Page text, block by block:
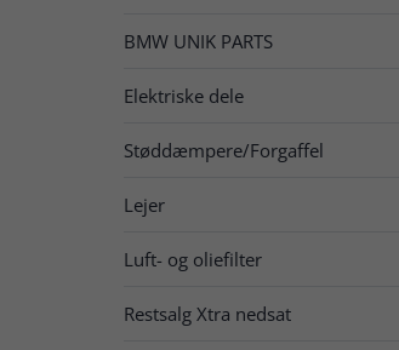
BMW UNIK PARTS
Elektriske dele
Støddæmpere/Forgaffel
Lejer
Luft- og oliefilter
Restsalg Xtra nedsat